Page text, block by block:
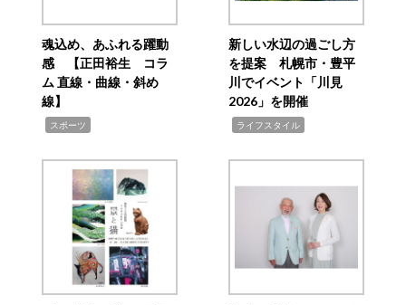
魂込め、あふれる躍動
感 【正田裕生 コラ
ム 直線・曲線・斜め
線】
スポーツ
新しい水辺の過ごし方
を提案 札幌市・豊平
川でイベント「川見
2026」を開催
ライフスタイル